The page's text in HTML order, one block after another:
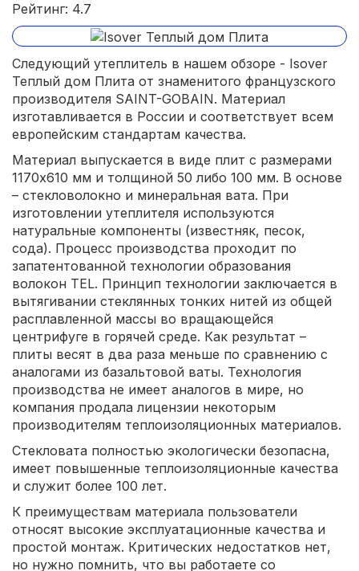
Рейтинг: 4.7
Следующий утеплитель в нашем обзоре - Isover
Теплый дом Плита от знаменитого французского
производителя SAINT-GOBAIN. Материал
изготавливается в России и соответствует всем
европейским стандартам качества.
Материал выпускается в виде плит с размерами
1170х610 мм и толщиной 50 либо 100 мм. В основе
– стекловолокно и минеральная вата. При
изготовлении утеплителя используются
натуральные компоненты (известняк, песок,
сода). Процесс производства проходит по
запатентованной технологии образования
волокон TEL. Принцип технологии заключается в
вытягивании стеклянных тонких нитей из общей
расплавленной массы во вращающейся
центрифуге в горячей среде. Как результат –
плиты весят в два раза меньше по сравнению с
аналогами из базальтовой ваты. Технология
производства не имеет аналогов в мире, но
компания продала лицензии некоторым
производителям теплоизоляционных материалов.
Стекловата полностью экологически безопасна,
имеет повышенные теплоизоляционные качества
и служит более 100 лет.
К преимуществам материала пользователи
относят высокие эксплуатационные качества и
простой монтаж. Критических недостатков нет,
но нужно помнить, что вы работаете со